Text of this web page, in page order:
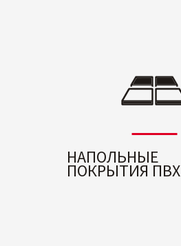
НАПОЛЬНЫЕ
ПОКРЫТИЯ ПВХ